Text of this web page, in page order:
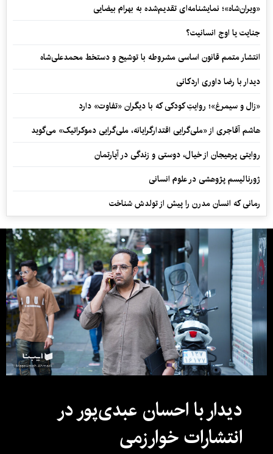
«ویران‌شاه»؛ نمایشنامه‌ای تقدیم‌شده به بهرام بیضایی
جنایت یا اوج انسانیت؟
انتشار متمم قانون اساسی مشروطه با توشیح و دستخط محمدعلی‌شاه
دیدار با رضا داوری اردکانی
«زال و سیمرغ»؛ روایتِ کودکی که با دیگران «تفاوت» دارد
هاشم آقاجری از «ملی‌گرایی اقتدارگرایانه، ملی‌گرایی دموکراتیک» می‌گوید
روایتی پرهیجان از خیال، دوستی و زندگی در آپارتمان
ژورنالیسم پژوهشی در علوم انسانی
رمانی که انسان مدرن را پیش از تولدش شناخت
دیدار با احسان عبدی‌پور در
انتشارات خوارزمی